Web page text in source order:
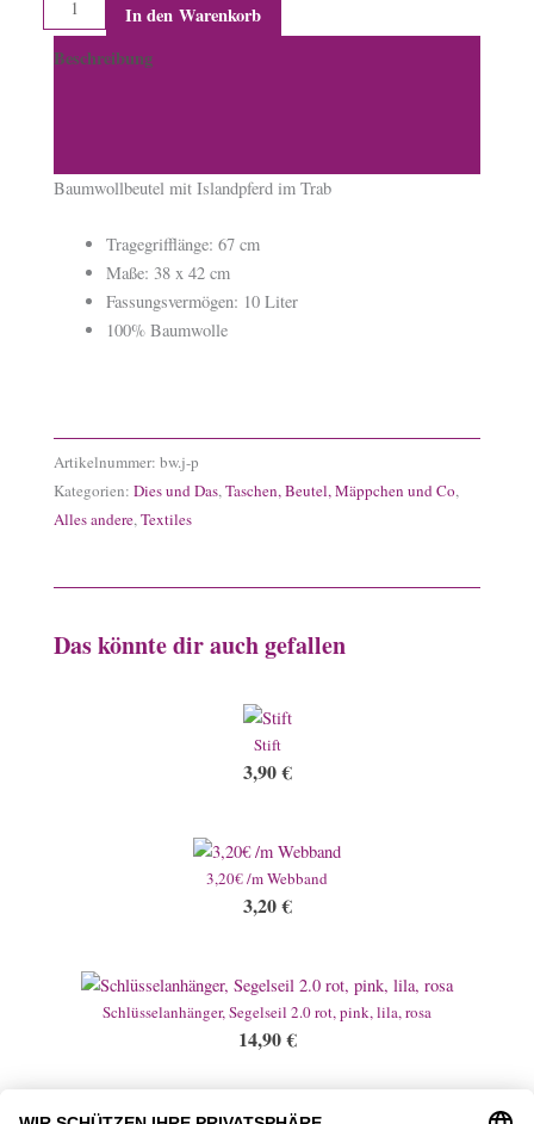
In den Warenkorb
Beschreibung
Baumwollbeutel mit Islandpferd im Trab
Tragegrifflänge: 67 cm
Maße: 38 x 42 cm
Fassungsvermögen: 10 Liter
100% Baumwolle
Artikelnummer: bw.j-p
Kategorien: Dies und Das,Taschen, Beutel, Mäppchen und Co,
Alles andere,Textiles
Das könnte dir auch gefallen
Stift
3,90€
3,20€ /m Webband
3,20€
Schlüsselanhänger, Segelseil 2.0 rot, pink, lila, rosa
14,90€